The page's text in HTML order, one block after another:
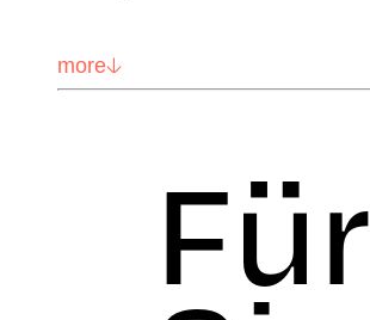
more
Für